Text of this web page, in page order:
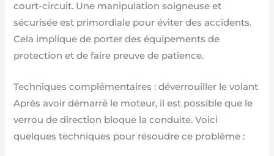
court-circuit. Une manipulation soigneuse et
sécurisée est primordiale pour éviter des accidents.
Cela implique de porter des équipements de
protection et de faire preuve de patience.
Techniques complémentaires : déverrouiller le volant
Après avoir démarré le moteur, il est possible que le
verrou de direction bloque la conduite. Voici
quelques techniques pour résoudre ce problème :